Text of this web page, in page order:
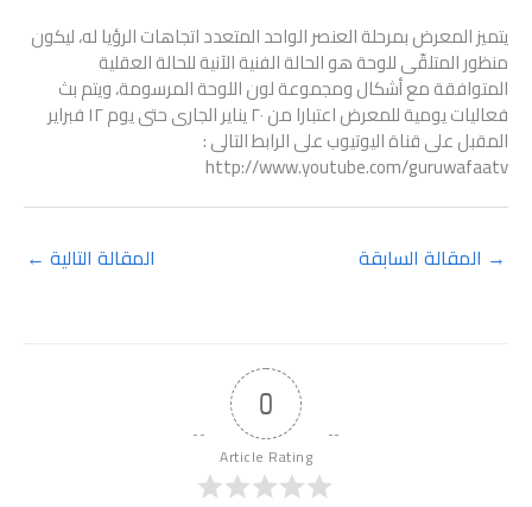
يتميز المعرض بمرحلة العنصر الواحد المتعدد اتجاهات الرؤيا له، ليكون
منظور المتلقّى للوحة هو الحالة الفنية الآنية للحالة العقلية
المتوافقة مع أشكال ومجموعة لون اللوحة المرسومة، ويتم بث
فعاليات يومية للمعرض اعتبارا من ٢٠ يناير الجارى حتى يوم ١٢ فبراير
المقبل على قناة اليوتيوب على الرابط التالى :
http://www.youtube.com/guruwafaatv
→ المقالة السابقة المقالة التالية ←
0
Article Rating